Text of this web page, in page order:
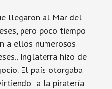
llegaron al Mar del
pero poco tiempo
a ellos numerosos
Inglaterra hizo de
El país otorgaba
a la piratería